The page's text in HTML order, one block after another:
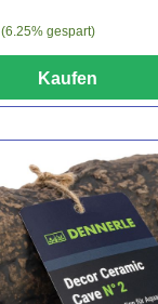
(6.25% gespart)
Kaufen